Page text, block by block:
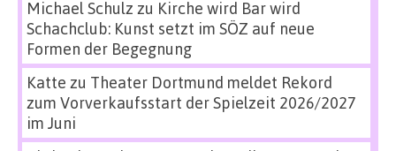
Michael Schulz zu Kirche wird Bar wird
Schachclub: Kunst setzt im SÖZ auf neue
Formen der Begegnung
Katte zu Theater Dortmund meldet Rekord
zum Vorverkaufsstart der Spielzeit 2026/2027
im Juni